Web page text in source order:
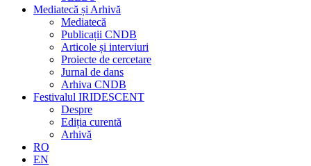
Mediatecă și Arhivă
Mediatecă
Publicații CNDB
Articole și interviuri
Proiecte de cercetare
Jurnal de dans
Arhiva CNDB
Festivalul IRIDESCENT
Despre
Ediția curentă
Arhivă
RO
EN